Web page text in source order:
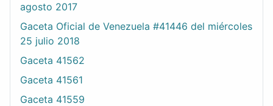
agosto 2017
Gaceta Oficial de Venezuela #41446 del miércoles
25 julio 2018
Gaceta 41562
Gaceta 41561
Gaceta 41559